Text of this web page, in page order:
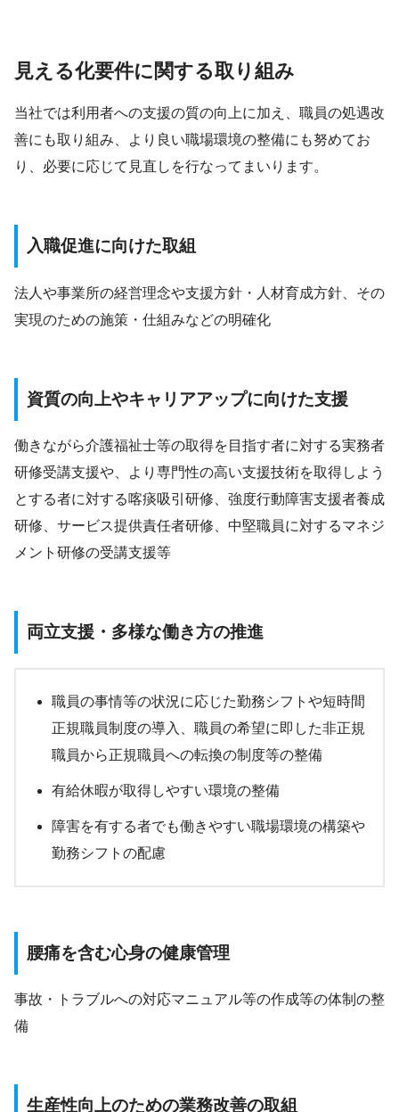
見える化要件に関する取り組み
当社では利用者への支援の質の向上に加え、職員の処遇改
善にも取り組み、より良い職場環境の整備にも努めてお
り、必要に応じて見直しを行なってまいります。
入職促進に向けた取組
法人や事業所の経営理念や支援方針・人材育成方針、その
実現のための施策・仕組みなどの明確化
資質の向上やキャリアアップに向けた支援
働きながら介護福祉士等の取得を目指す者に対する実務者
研修受講支援や、より専門性の高い支援技術を取得しよう
とする者に対する喀痰吸引研修、強度行動障害支援者養成
研修、サービス提供責任者研修、中堅職員に対するマネジ
メント研修の受講支援等
両立支援・多様な働き方の推進
職員の事情等の状況に応じた勤務シフトや短時間
正規職員制度の導入、職員の希望に即した非正規
職員から正規職員への転換の制度等の整備
有給休暇が取得しやすい環境の整備
障害を有する者でも働きやすい職場環境の構築や
勤務シフトの配慮
腰痛を含む心身の健康管理
事故・トラブルへの対応マニュアル等の作成等の体制の整
備
生産性向上のための業務改善の取組